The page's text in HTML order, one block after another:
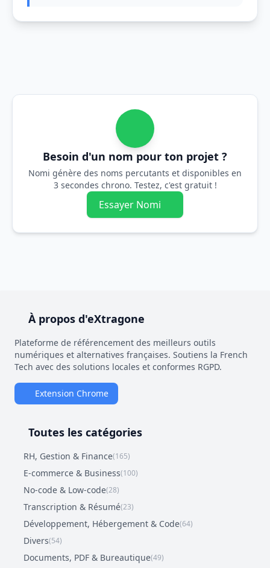
Besoin d'un nom pour ton projet ?
Nomi génère des noms percutants et disponibles en
3 secondes chrono. Testez, c'est gratuit !
Essayer Nomi
À propos d'eXtragone
Plateforme de référencement des meilleurs outils
numériques et alternatives françaises. Soutiens la French
Tech avec des solutions locales et conformes RGPD.
Extension Chrome
Toutes les catégories
RH, Gestion & Finance(165)
E-commerce & Business(100)
No-code & Low-code(28)
Transcription & Résumé(23)
Développement, Hébergement & Code(64)
Divers(54)
Documents, PDF & Bureautique(49)